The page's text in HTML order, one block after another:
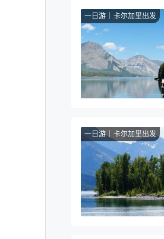
一日游 卡尔加里出发
一日游 卡尔加里出发